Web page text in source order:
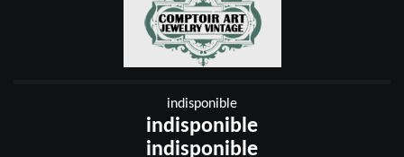
indisponible
indisponible
indisponible